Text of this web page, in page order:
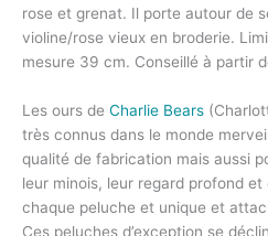
rose et grenat. Il porte autour de
violine/rose vieux en broderie.
mesure 39 cm. Conseillé à partir
Les ours de Charlie Bears
très connus dans le monde
qualité de fabrication mais aussi
leur minois, leur regard profond
chaque peluche et unique et
Ces peluches d’exception se